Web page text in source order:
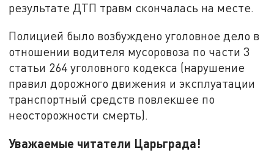
результате ДТП травм скончалась на месте.
Полицией было возбуждено уголовное дело в
отношении водителя мусоровоза по части 3
статьи 264 уголовного кодекса (нарушение
правил дорожного движения и эксплуатации
транспортный средств повлекшее по
неосторожности смерть).
Уважаемые читатели Царьграда!